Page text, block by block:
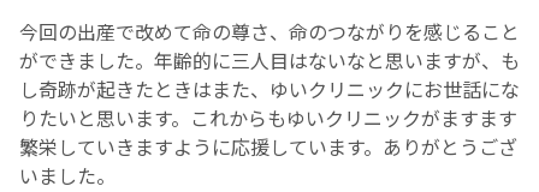
今回の出産で改めて命の尊さ、命のつながりを感じること
ができました。 年齢的に三人目はないなと思いますが、も
し奇跡が起きたときはまた、ゆいクリニックにお世話にな
りたいと思います。 これからもゆいクリニックがますます
繁栄していきますように応援しています。 ありがとうござ
いました。